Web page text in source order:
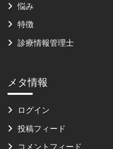
悩み
特徴
診療情報管理士
メタ情報
ログイン
投稿フィード
コメントフィード